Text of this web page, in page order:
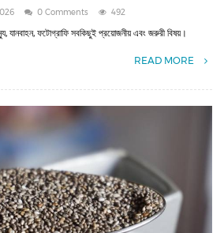
0 Comments 492
ফটোগ্রাফি সবকিছুই প্রয়োজনীয় এবং জরুরী বিষয়।
READ MORE